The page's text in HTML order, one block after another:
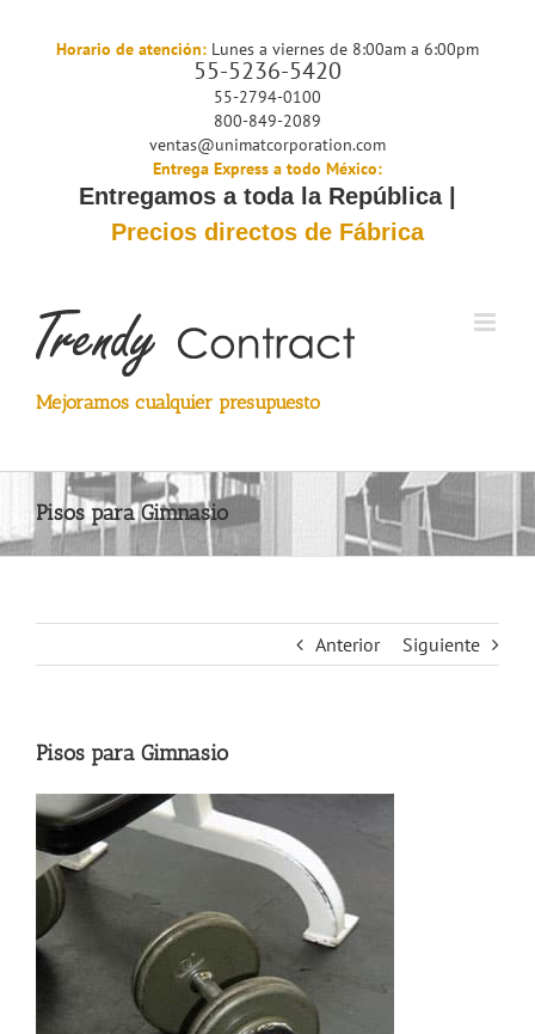
Horario de atención: Lunes a viernes de 8:00am a 6:00pm
55-5236-5420
55-2794-0100
800-849-2089
ventas@unimatcorporation.com
Entrega Express a todo México:
Entregamos a toda la República |
Precios directos de Fábrica
Mejoramos cualquier presupuesto
Pisos para Gimnasio
Anterior Siguiente
Pisos para Gimnasio